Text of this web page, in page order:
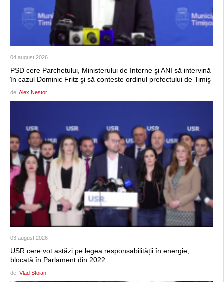
04 august 2026
PSD cere Parchetului, Ministerului de Interne şi ANI să intervină
în cazul Dominic Fritz şi să conteste ordinul prefectului de Timiş
de: Alex Nestor
03 august 2026
USR cere vot astăzi pe legea responsabilității în energie,
blocată în Parlament din 2022
de: Vlad Stoian